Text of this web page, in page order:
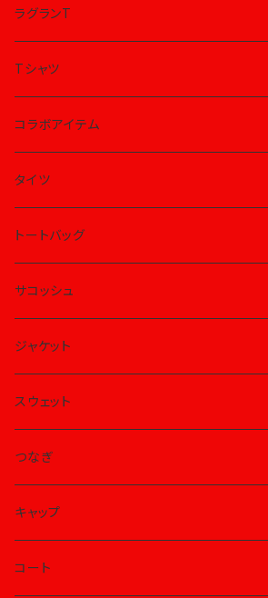
ラグランT
Tシャツ
コラボアイテム
タイツ
トートバッグ
サコッシュ
ジャケット
スウェット
つなぎ
キャップ
コート